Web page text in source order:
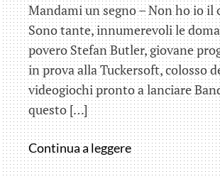
Mandami un segno – Non ho io il
Sono tante, innumerevoli le
povero Stefan Butler, giovane
in prova alla Tuckersoft, colosso
videogiochi pronto a lanciare
questo […]
Continua a leggereBandersnatch
…